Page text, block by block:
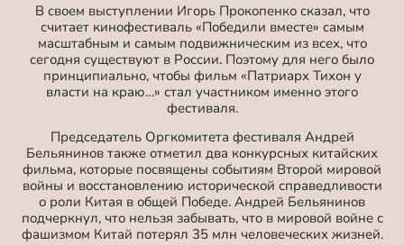
В своем выступлении Игорь Прокопенко сказал, что
считает кинофестиваль «Победили вместе» самым
масштабным и самым подвижническим из всех, что
сегодня существуют в России. Поэтому для него было
принципиально, чтобы фильм «Патриарх Тихон у
власти на краю…» стал участником именно этого
фестиваля.
Председатель Оргкомитета фестиваля Андрей
Бельянинов также отметил два конкурсных китайских
фильма, которые посвящены событиям Второй мировой
войны и восстановлению исторической справедливости
о роли Китая в общей Победе. Андрей Бельянинов
подчеркнул, что нельзя забывать, что в мировой войне с
фашизмом Китай потерял 35 млн человеческих жизней.